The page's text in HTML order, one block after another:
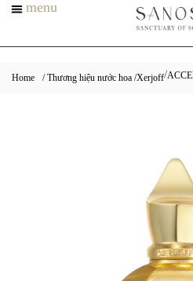
menu
Home / Thương hiệu nước hoa /Xerjoff/